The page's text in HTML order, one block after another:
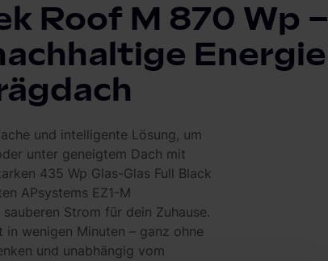
Roof M 870 Wp –
Energie
und intelligente Lösung, um
unter geneigtem Dach mit
435 Wp Glas-Glas Full Black
APsystems EZ1-M
Strom für dein Zuhause.
wenigen Minuten – ganz ohne
und unabhängig vom